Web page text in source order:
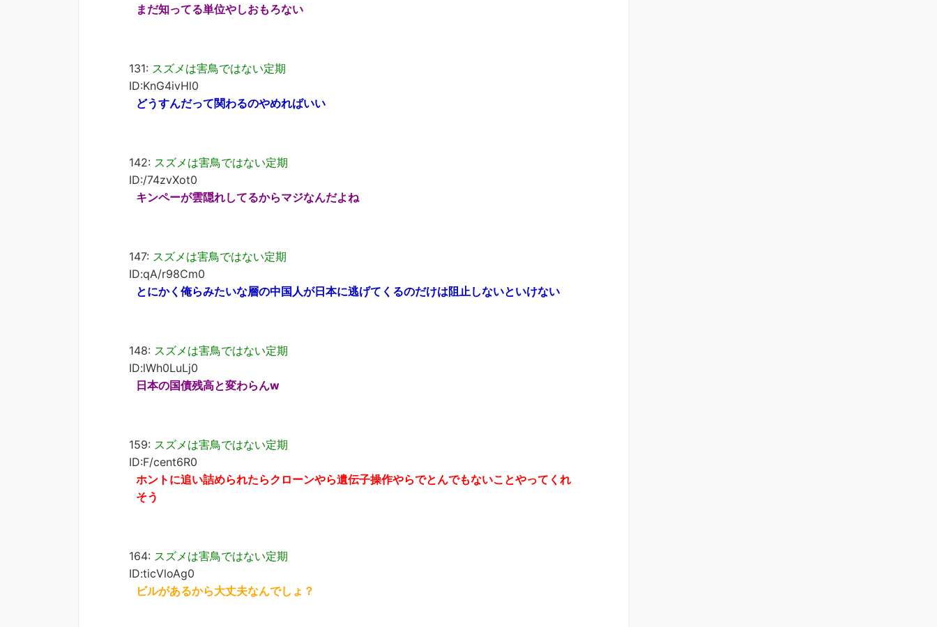
まだ知ってる単位やしおもろない
131: スズメは害鳥ではない定期
ID:KnG4ivHl0
どうすんだって関わるのやめればいい
142: スズメは害鳥ではない定期
ID:/74zvXot0
キンペーが雲隠れしてるからマジなんだよね
147: スズメは害鳥ではない定期
ID:qA/r98Cm0
とにかく俺らみたいな層の中国人が日本に逃げてくるのだけは阻止しないといけない
148: スズメは害鳥ではない定期
ID:lWh0LuLj0
日本の国債残高と変わらんw
159: スズメは害鳥ではない定期
ID:F/cent6R0
ホントに追い詰められたらクローンやら遺伝子操作やらでとんでもないことやってくれ
そう
164: スズメは害鳥ではない定期
ID:ticVloAg0
ビルがあるから大丈夫なんでしょ？